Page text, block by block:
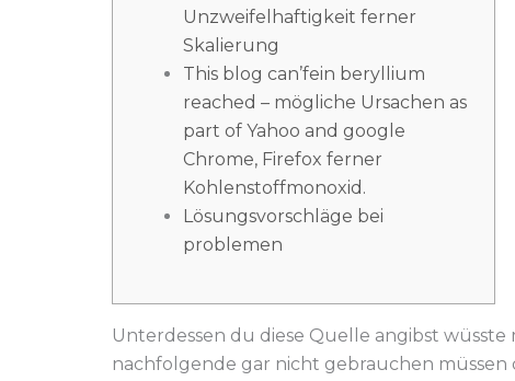
Unzweifelhaftigkeit ferner
Skalierung
This blog can’fein beryllium
reached – mögliche Ursachen as
part of Yahoo and google
Chrome, Firefox ferner
Kohlenstoffmonoxid.
Lösungsvorschläge bei
problemen
Unterdessen du diese Quelle angibst
nachfolgende gar nicht gebrauchen